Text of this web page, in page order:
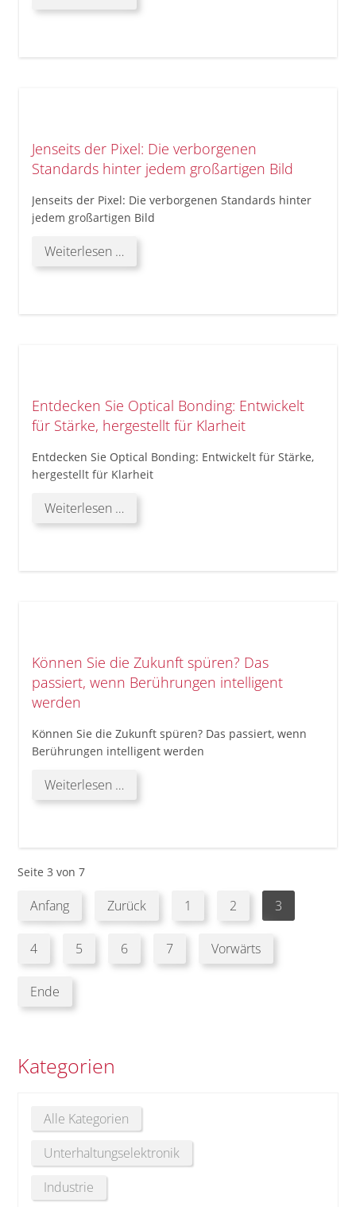
der
in
sichern
Jenseits der Pixel: Die verborgenen
Standards hinter jedem großartigen Bild
Jenseits der Pixel: Die verborgenen Standards hinter
jedem großartigen Bild
Weiterlesen …Jenseits
der
verborgenen
Bild
Entdecken Sie Optical Bonding: Entwickelt
für Stärke, hergestellt für Klarheit
Entdecken Sie Optical Bonding: Entwickelt für Stärke,
hergestellt für Klarheit
Weiterlesen …Entdecken
Sie
Entwickelt
Klarheit
Können Sie die Zukunft spüren? Das
passiert, wenn Berührungen intelligent
werden
Können Sie die Zukunft spüren? Das passiert, wenn
Berührungen intelligent werden
Weiterlesen …Können
Sie
spüren?
wenn
Berührungen
intelligent
werden
Seite 3 von 7
Anfang Zurück 1 2 3
4 5 6 7 Vorwärts
Ende
Kategorien
Alle Kategorien
Unterhaltungselektronik
Industrie